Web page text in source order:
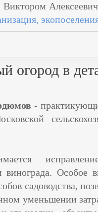
огород в
-
винограда. Особое
садоводства,
уменьшении